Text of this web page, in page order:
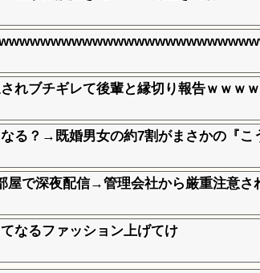
れブチギレて後輩と縁切り報告ｗｗｗｗ
る？→既婚男女の約7割がまさかの『こ
屋で深夜配信→管理会社から厳重注意さ
なるファッション上げてけ